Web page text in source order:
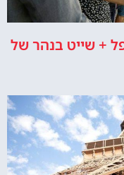
+ שייט בנהר של